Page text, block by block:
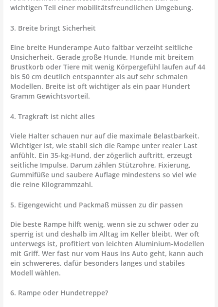
wichtigen Teil einer mobilitätsfreundlichen Umgebung.
3. Breite bringt Sicherheit
Eine breite Hunderampe Auto faltbar verzeiht seitliche
Unsicherheit. Gerade große Hunde, Hunde mit breitem
Brustkorb oder Tiere mit wenig Körpergefühl laufen auf 44
bis 50 cm deutlich entspannter als auf sehr schmalen
Modellen. Breite ist oft wichtiger als ein paar Hundert
Gramm Gewichtsvorteil.
4. Tragkraft ist nicht alles
Viele Halter schauen nur auf die maximale Belastbarkeit.
Wichtiger ist,wie stabil sich die Rampe unter realer Last
anfühlt. Ein 35-kg-Hund, der zögerlich auftritt, erzeugt
seitliche Impulse. Darum zählen Stützrohre, Fixierung,
Gummifüße und saubere Auflage mindestens so viel wie
die reine Kilogrammzahl.
5. Eigengewicht und Packmaß müssen zu dir passen
Die beste Rampe hilft wenig, wenn sie zu schwer oder zu
sperrig ist und deshalb im Alltag im Keller bleibt. Wer oft
unterwegs ist, profitiert von leichten Aluminium-Modellen
mit Griff. Wer fast nur vom Haus ins Auto geht, kann auch
ein schwereres, dafür besonders langes und stabiles
Modell wählen.
6. Rampe oder Hundetreppe?